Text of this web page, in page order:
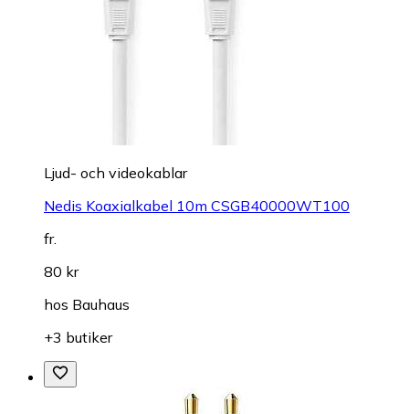
Ljud- och videokablar
Nedis Koaxialkabel 10m CSGB40000WT100
fr.
80 kr
hos Bauhaus
+3 butiker